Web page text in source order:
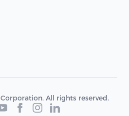
All rights reserved.